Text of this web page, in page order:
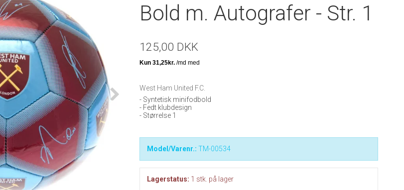
Bold m. Autografer - Str. 1
125,00 DKK
West Ham United F.C.
- Syntetisk minifodbold
- Fedt klubdesign
- Størrelse 1
Model/Varenr.: TM-00534
Lagerstatus: 1 stk. på lager